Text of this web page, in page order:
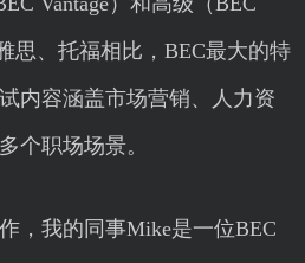
思、托福相比，BEC最大的特
内容涵盖市场营销、人力资
个职场场景。
，我的同事Mike是一位BEC